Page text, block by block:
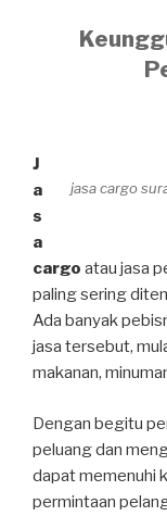
jasa cargo
J
a
s
a
cargo atau jasa
paling sering
Ada banyak
jasa tersebut,
makanan,
Dengan begitu
peluang dan
dapat memenuhi
permintaan